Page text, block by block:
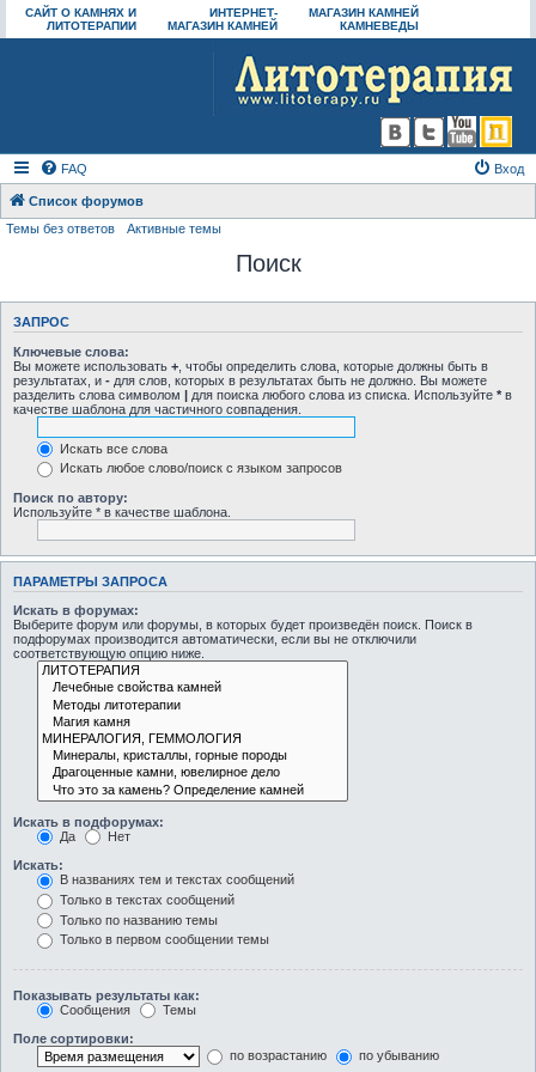
САЙТ О КАМНЯХ И
ЛИТОТЕРАПИИ
ИНТЕРНЕТ-
МАГАЗИН КАМНЕЙ
МАГАЗИН КАМНЕЙ
КАМНЕВЕДЫ
FAQ Вход
Список форумов
Темы без ответов
Активные темы
Поиск
ЗАПРОС
Ключевые слова:
Вы можете использовать + , чтобы определить слова, которые должны быть в
результатах, и - для слов, которых в результатах быть не должно. Вы можете
разделить слова символом | для поиска любого слова из списка. Используйте * в
качестве шаблона для частичного совпадения.
Искать все слова
Искать любое слово/поиск с языком запросов
Поиск по автору:
Используйте * в качестве шаблона.
ПАРАМЕТРЫ ЗАПРОСА
Искать в форумах:
Выберите форум или форумы, в которых будет произведён поиск. Поиск в
подфорумах производится автоматически, если вы не отключили
соответствующую опцию ниже.
Искать в подфорумах:
Да
Нет
Искать:
В названиях тем и текстах сообщений
Только в текстах сообщений
Только по названию темы
Только в первом сообщении темы
Показывать результаты как:
Сообщения
Темы
Поле сортировки:
по возрастанию
по убыванию